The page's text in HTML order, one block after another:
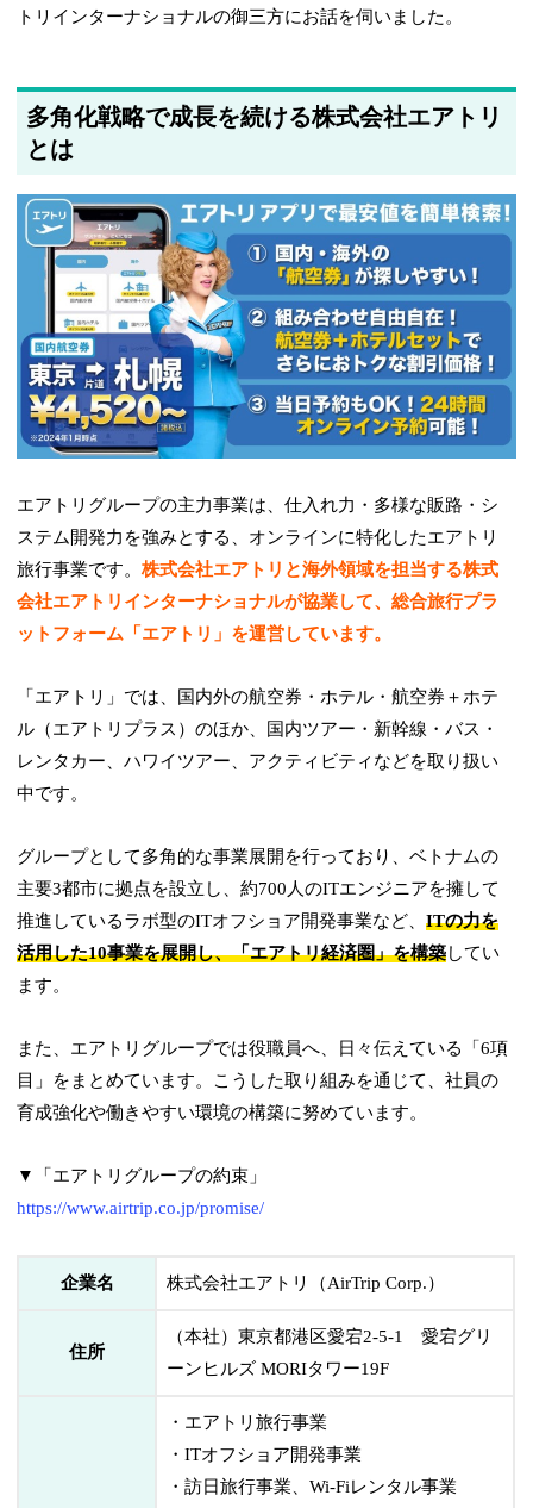
トリインターナショナルの御三方にお話を伺いました。
多角化戦略で成長を続ける株式会社エアトリ
とは
エアトリグループの主力事業は、仕入れ力・多様な販路・シ
ステム開発力を強みとする、オンラインに特化したエアトリ
旅行事業です。株式会社エアトリと海外領域を担当する株式
会社エアトリインターナショナルが協業して、総合旅行プラ
ットフォーム「エアトリ」を運営しています。
「エアトリ」では、国内外の航空券・ホテル・航空券＋ホテ
ル（エアトリプラス）のほか、国内ツアー・新幹線・バス・
レンタカー、ハワイツアー、アクティビティなどを取り扱い
中です。
グループとして多角的な事業展開を行っており、ベトナムの
主要3都市に拠点を設立し、約700人のITエンジニアを擁して
推進しているラボ型のITオフショア開発事業など、ITの力を
活用した10事業を展開し、「エアトリ経済圏」を構築してい
ます。
また、エアトリグループでは役職員へ、日々伝えている「6項
目」をまとめています。こうした取り組みを通じて、社員の
育成強化や働きやすい環境の構築に努めています。
▼「エアトリグループの約束」
https://www.airtrip.co.jp/promise/
企業名 株式会社エアトリ（AirTrip Corp.）
住所
（本社）東京都港区愛宕2-5-1 愛宕グリ
ーンヒルズ MORIタワー19F
・エアトリ旅行事業
・ITオフショア開発事業
・訪日旅行事業、Wi-Fiレンタル事業